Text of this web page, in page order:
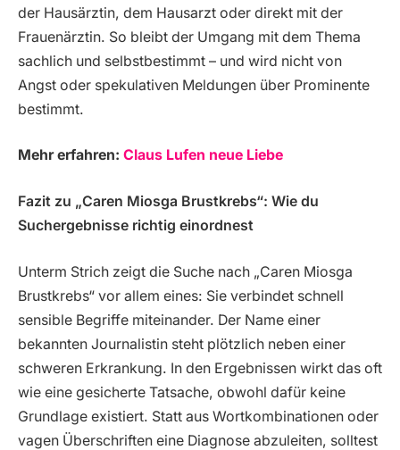
der Hausärztin, dem Hausarzt oder direkt mit der
Frauenärztin. So bleibt der Umgang mit dem Thema
sachlich und selbstbestimmt – und wird nicht von
Angst oder spekulativen Meldungen über Prominente
bestimmt.
Mehr erfahren: Claus Lufen neue Liebe
Fazit zu „Caren Miosga Brustkrebs“: Wie du
Suchergebnisse richtig einordnest
Unterm Strich zeigt die Suche nach „Caren Miosga
Brustkrebs“ vor allem eines: Sie verbindet schnell
sensible Begriffe miteinander. Der Name einer
bekannten Journalistin steht plötzlich neben einer
schweren Erkrankung. In den Ergebnissen wirkt das oft
wie eine gesicherte Tatsache, obwohl dafür keine
Grundlage existiert. Statt aus Wortkombinationen oder
vagen Überschriften eine Diagnose abzuleiten, solltest